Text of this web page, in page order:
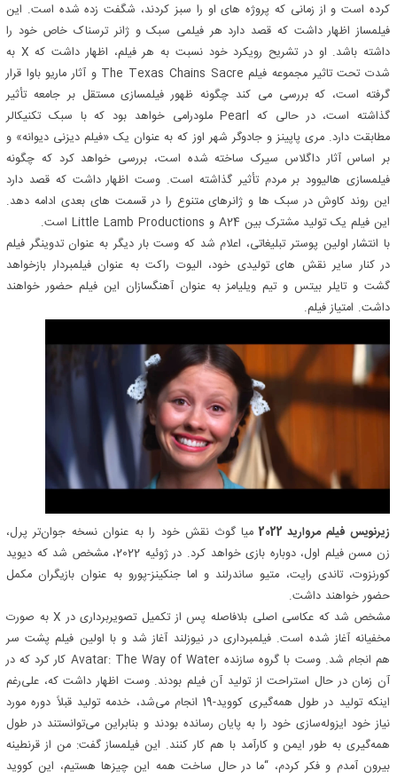
کرده است و از زمانی که پروژه های او را سبز کردند، شگفت زده شده است. این
فیلمساز اظهار داشت که قصد دارد هر فیلمی سبک و ژانر ترسناک خاص خود را
داشته باشد. او در تشریح رویکرد خود نسبت به هر فیلم، اظهار داشت که X به
شدت تحت تاثیر مجموعه فیلم The Texas Chains Sacre و آثار ماریو باوا قرار
گرفته است، که بررسی می کند چگونه ظهور فیلمسازی مستقل بر جامعه تأثیر
گذاشته است، در حالی که Pearl ملودرامی خواهد بود که با سبک تکنیکالر
مطابقت دارد. مری پاپینز و جادوگر شهر اوز که به عنوان یک «فیلم دیزنی دیوانه» و
بر اساس آثار داگلاس سیرک ساخته شده است، بررسی خواهد کرد که چگونه
فیلمسازی هالیوود بر مردم تأثیر گذاشته است. وست اظهار داشت که قصد دارد
این روند کاوش در سبک ها و ژانرهای متنوع را در قسمت های بعدی ادامه دهد.
این فیلم یک تولید مشترک بین A24 و Little Lamb Productions است.
با انتشار اولین پوستر تبلیغاتی، اعلام شد که وست بار دیگر به عنوان تدوینگر فیلم
در کنار سایر نقش های تولیدی خود، الیوت راکت به عنوان فیلمبردار بازخواهد
گشت و تایلر بیتس و تیم ویلیامز به عنوان آهنگسازان این فیلم حضور خواهند
داشت. امتیاز فیلم.
زیرنویس فیلم مروارید 2022
میا گوث نقش خود را به عنوان نسخه جوان‌تر پرل،
زن مسن فیلم اول، دوباره بازی خواهد کرد. در ژوئیه 2022، مشخص شد که دیوید
کورنزوت، تاندی رایت، متیو ساندرلند و اما جنکینز-پورو به عنوان بازیگران مکمل
حضور خواهند داشت.
مشخص شد که عکاسی اصلی بلافاصله پس از تکمیل تصویربرداری در X به صورت
مخفیانه آغاز شده است. فیلمبرداری در نیوزلند آغاز شد و با اولین فیلم پشت سر
هم انجام شد. وست با گروه سازنده Avatar: The Way of Water کار کرد که در
آن زمان در حال استراحت از تولید آن فیلم بودند. وست اظهار داشت که، علی‌رغم
اینکه تولید در طول همه‌گیری کووید-19 انجام می‌شد، خدمه تولید قبلاً دوره مورد
نیاز خود ایزوله‌سازی خود را به پایان رسانده بودند و بنابراین می‌توانستند در طول
همه‌گیری به طور ایمن و کارآمد با هم کار کنند. این فیلمساز گفت: من از قرنطینه
بیرون آمدم و فکر کردم، “ما در حال ساخت همه این چیزها هستیم، این کووید